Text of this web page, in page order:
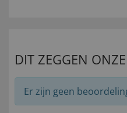
DIT ZEGGEN
Er zijn geen